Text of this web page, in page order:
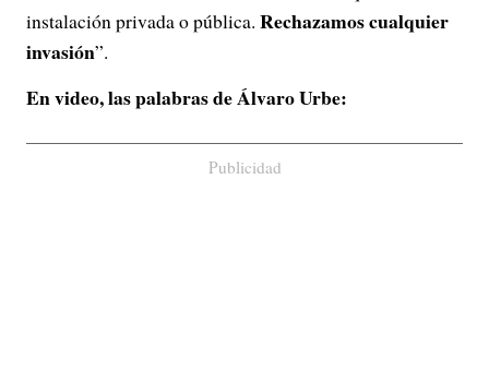
instalación privada o pública. Rechazamos cualquier
invasión”.
En video, las palabras de Álvaro Urbe:
Publicidad